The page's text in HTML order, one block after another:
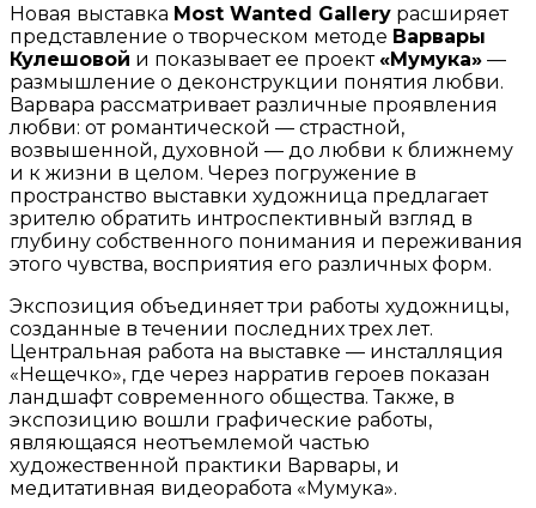
Новая выставка Most Wanted Gallery расширяет
представление о творческом методе Варвары
Кулешовой и показывает ее проект«Мумука» —
размышление о деконструкции понятия любви.
Варвара рассматривает различные проявления
любви: от романтической — страстной,
возвышенной, духовной — до любви к ближнему
и к жизни в целом. Через погружение в
пространство выставки художница предлагает
зрителю обратить интроспективный взгляд в
глубину собственного понимания и переживания
этого чувства, восприятия его различных форм.
Экспозиция объединяет три работы художницы,
созданные в течении последних трех лет.
Центральная работа на выставке — инсталляция
«Нещечко», где через нарратив героев показан
ландшафт современного общества. Также, в
экспозицию вошли графические работы,
являющаяся неотъемлемой частью
художественной практики Варвары, и
медитативная видеоработа «Мумука».